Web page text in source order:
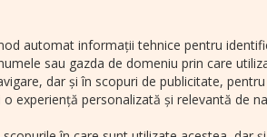
automat informații tehnice pentru
sau gazda de domeniu prin care
dar și în scopuri de publicitate,
personalizată și relevantă de